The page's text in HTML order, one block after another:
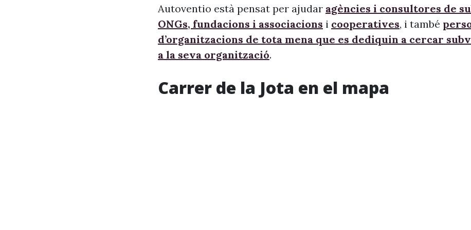
Autoventio està pensat per ajudar agències i consultores de
ONGs, fundacions i associacions i cooperatives, i també
d’organitzacions de tota mena que es dediquin a cercar
a la seva organització.
Carrer de la Jota en el mapa